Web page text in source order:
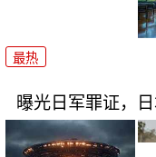
最热
曝光日军罪证，